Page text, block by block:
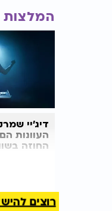
המלצות
דיג'יי
העוונות
החוזה
הרי לא
רוצים